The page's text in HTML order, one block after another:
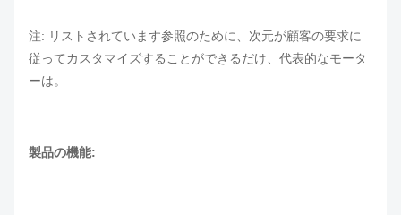
注: リストされています参照のために、次元が顧客の要求に
従ってカスタマイズすることができるだけ、代表的なモータ
ーは。
製品の機能: